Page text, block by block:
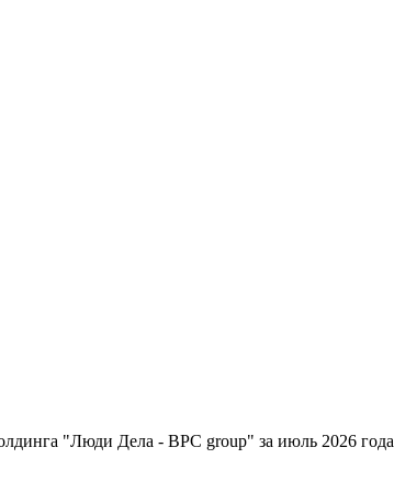
"Люди Дела - BPC group" за июль 2026 года